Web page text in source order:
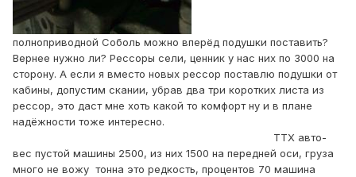
полноприводной Соболь можно вперёд подушки поставить?
Вернее нужно ли? Рессоры сели, ценник у нас них по 3000 на
сторону. А если я вместо новых рессор поставлю подушки от
кабины, допустим скании, убрав два три коротких листа из
рессор, это даст мне хоть какой то комфорт ну и в плане
надёжности тоже интересно.
ТТХ авто-
вес пустой машины 2500, из них 1500 на передней оси, груза
много не вожу тонна это редкость, процентов 70 машина